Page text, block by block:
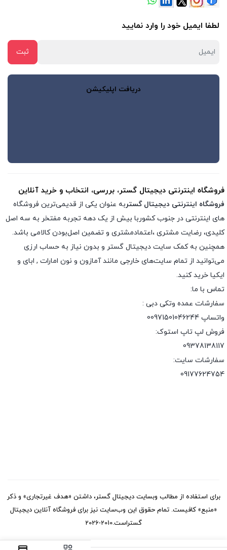
لطفا ایمیل خود را وارد نمایید
دریافت اپلیکیشن
فروشگاه اینترنتی دیجیتال گستر، بررسی، انتخاب و خرید آنلاین
فروشگاه اینترنتی دیجیتال گستربه عنوان یکی از قدیمی‌ترین فروشگاه
های اینترنتی در جنوب کشوربا بیش از یک دهه تجربه مفتخر به سه اصل
کلیدی، رضایت مشتری ،اعتمادمشتری و تضمین اصل‌بودن کالامی باشد.
همچنین به کمک سایت دیجیتال گستر و بدون نیاز به حساب ارزی
می‌توانید از تمام سایت‌های خارجی مانند آمازون و نون امارات , ابای و
ایکیا خرید کنید.
تماس با ما:
سفارشات عمده وتکی دبی :
واتساپ 00971501046244
فروش لپ تاپ استوک:
09378138117
سفارشات سایت:
09177624754
برای استفاده از مطالب وبسایت دیجیتال گستر، داشتن «هدف غیرتجاری» و ذکر
«منبع» کافیست. تمام حقوق اين وب‌سايت نیز برای فروشگاه آنلاین دیجیتال
گستراست.2010-2026